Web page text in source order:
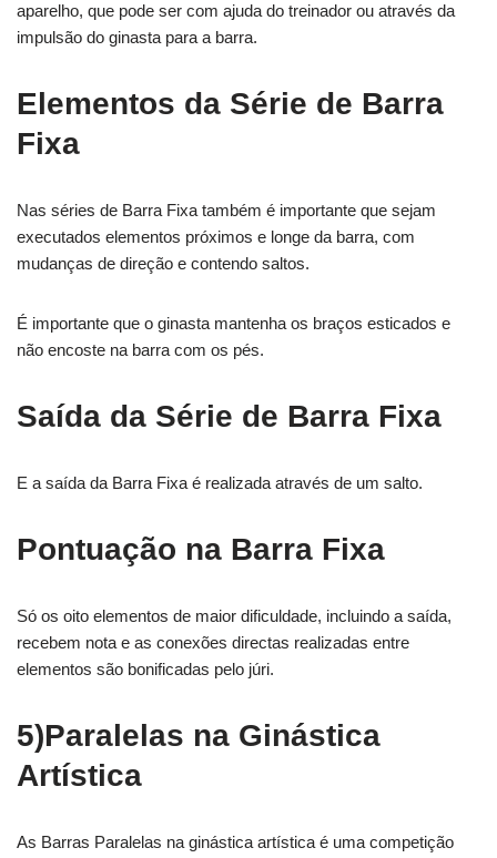
aparelho, que pode ser com ajuda do treinador ou através da
impulsão do ginasta para a barra.
Elementos da Série de Barra
Fixa
Nas séries de Barra Fixa também é importante que sejam
executados elementos próximos e longe da barra, com
mudanças de direção e contendo saltos.
É importante que o ginasta mantenha os braços esticados e
não encoste na barra com os pés.
Saída da Série de Barra Fixa
E a saída da Barra Fixa é realizada através de um salto.
Pontuação na Barra Fixa
Só os oito elementos de maior dificuldade, incluindo a saída,
recebem nota e as conexões directas realizadas entre
elementos são bonificadas pelo júri.
5)Paralelas na Ginástica
Artística
As Barras Paralelas na ginástica artística é uma competição